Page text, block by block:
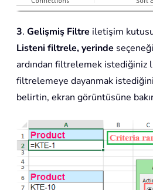
3. Gelişmiş Filtre iletişim
Listeni filtrele, yerinde
ardından filtrelemek istediğiniz
filtrelemeye dayanmak
belirtin, ekran görüntüsüne